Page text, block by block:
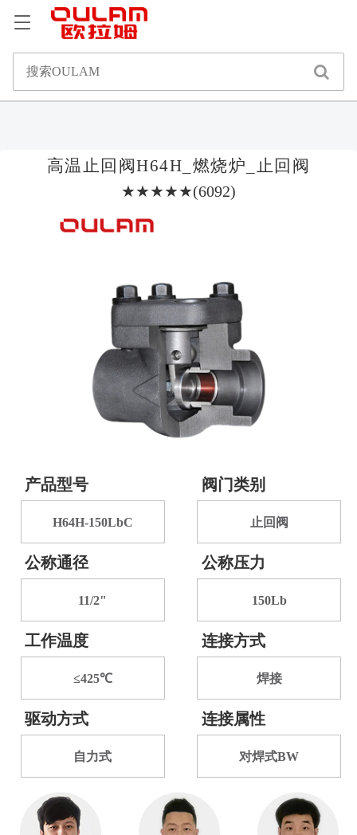
高温止回阀H64H_燃烧炉_止回阀
★★★★★(6092)
产品型号
H64H-150LbC
阀门类别
止回阀
公称通径
11/2"
公称压力
150Lb
工作温度
≤425℃
连接方式
焊接
驱动方式
自力式
连接属性
对焊式BW